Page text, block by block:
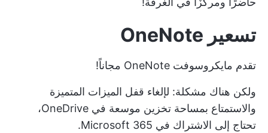
تسعير OneNote
تقدم مايكروسوفت OneNote مجاناً!
ولكن هناك مشكلة: لإلغاء قفل الميزات المتميزة
والاستمتاع بمساحة تخزين موسعة في OneDrive،
تحتاج إلى الاشتراك في Microsoft 365.